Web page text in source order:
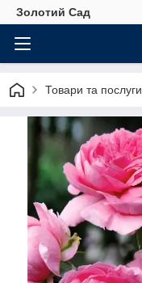
Золотий Сад
Товари та послуги